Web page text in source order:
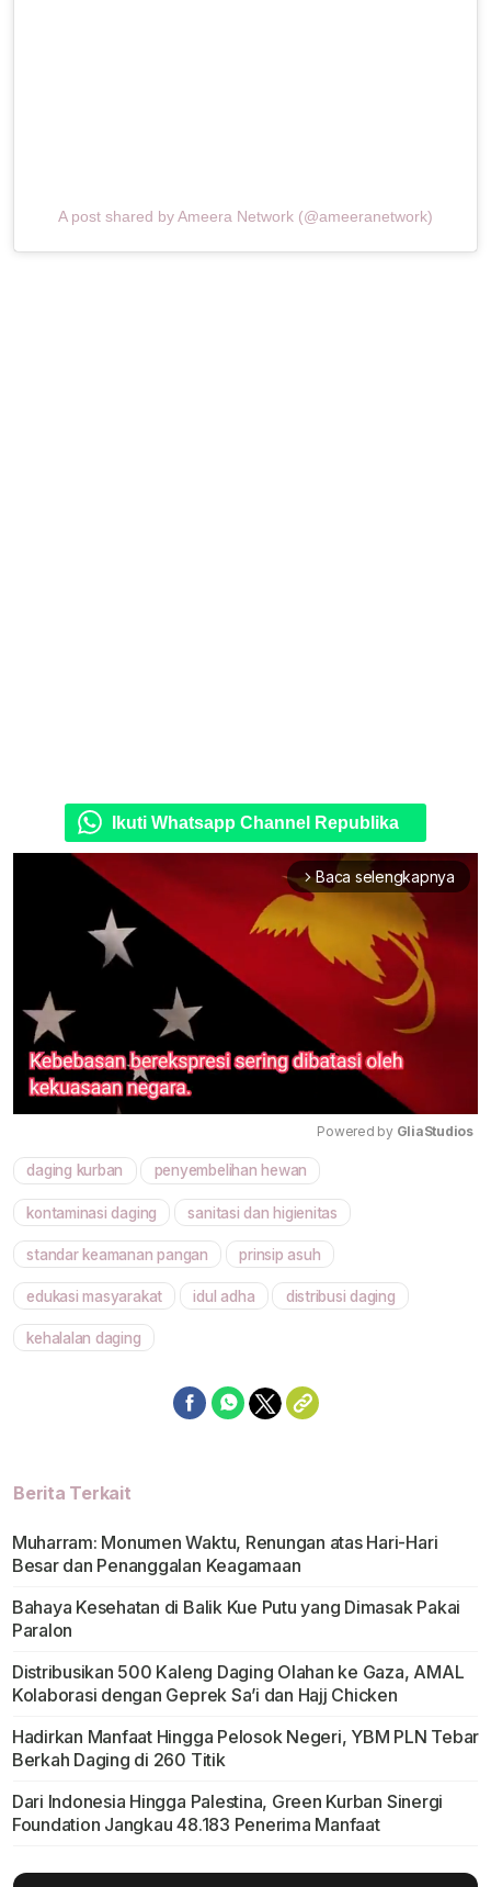
A post shared by Ameera Network (@ameeranetwork)
Ikuti Whatsapp Channel Republika
arrow_forward_ios Baca selengkapnya
Powered by GliaStudios
daging kurban penyembelihan hewan
kontaminasi daging sanitasi dan higienitas
standar keamanan pangan prinsip asuh
edukasi masyarakat idul adha distribusi daging
kehalalan daging
Berita Terkait
Muharram: Monumen Waktu, Renungan atas Hari-Hari
Besar dan Penanggalan Keagamaan
Bahaya Kesehatan di Balik Kue Putu yang Dimasak Pakai
Paralon
Distribusikan 500 Kaleng Daging Olahan ke Gaza, AMAL
Kolaborasi dengan Geprek Sa’i dan Hajj Chicken
Hadirkan Manfaat Hingga Pelosok Negeri, YBM PLN Tebar
Berkah Daging di 260 Titik
Dari Indonesia Hingga Palestina, Green Kurban Sinergi
Foundation Jangkau 48.183 Penerima Manfaat